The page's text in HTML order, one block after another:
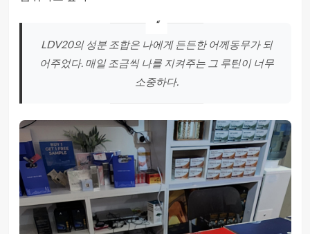
LDV20의 성분 조합은 나에게 든든한 어께동무가 되
어주었다. 매일 조금씩 나를 지켜주는 그 루틴이 너무
소중하다.